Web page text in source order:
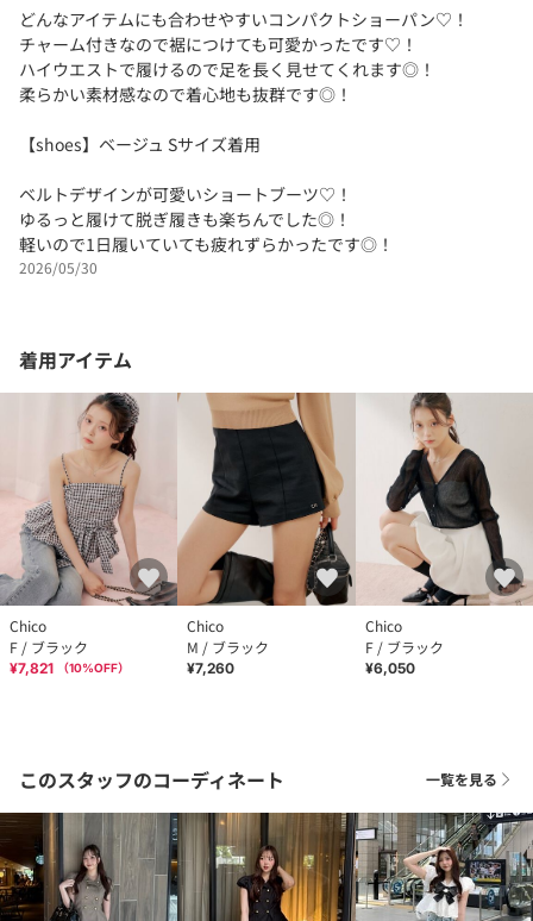
どんなアイテムにも合わせやすいコンパクトショーパン♡！
チャーム付きなので裾につけても可愛かったです♡！
ハイウエストで履けるので足を長く見せてくれます◎！
柔らかい素材感なので着心地も抜群です◎！
【shoes】ベージュ Sサイズ着用
ベルトデザインが可愛いショートブーツ♡！
ゆるっと履けて脱ぎ履きも楽ちんでした◎！
軽いので1日履いていても疲れずらかったです◎！
2026/05/30
着用アイテム
Chico
F / ブラック
¥7,821 （10%OFF）
Chico
M / ブラック
¥7,260
Chico
F / ブラック
¥6,050
このスタッフのコーディネート 一覧を見る